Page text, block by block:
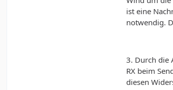
ist eine
notwendig.
3. Durch die
RX beim
diesen